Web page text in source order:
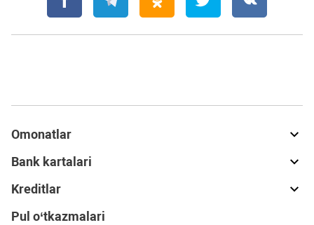
Omonatlar
Bank kartalari
Kreditlar
Pul o‘tkazmalari